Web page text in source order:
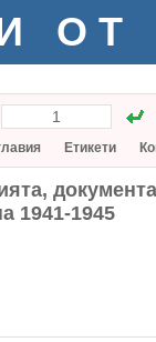
ОТ
Етикети
1941-1945